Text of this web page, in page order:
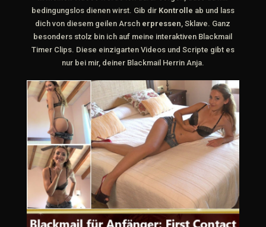
bedingungslos dienen wirst. Gib dir Kontrolle ab und lass
dich von diesem geilen Arsch erpressen , Sklave. Ganz
besonders stolz bin ich auf meine interaktiven Blackmail
Timer Clips. Diese einzigarten Videos und Scripte gibt es
nur bei mir, deiner Blackmail Herrin Anja.